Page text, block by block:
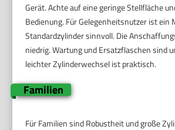
Gerät. Achte auf eine geringe Stellfläche
Bedienung. Für Gelegenheitsnutzer ist ein
Standardzylinder sinnvoll. Die
niedrig. Wartung und Ersatzflaschen sind
leichter Zylinderwechsel ist praktisch.
Familien
Für Familien sind Robustheit und große